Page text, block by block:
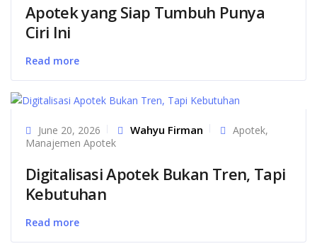
Apotek yang Siap Tumbuh Punya
Ciri Ini
Read more
June 20, 2026 Wahyu Firman Apotek,
Manajemen Apotek
Digitalisasi Apotek Bukan Tren, Tapi
Kebutuhan
Read more